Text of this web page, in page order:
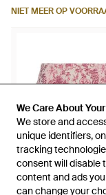
We Care About
We store and
unique identifiers,
tracking
consent will disable
content and ads
can change your
We Care About
We store and
unique identifiers,
tracking
consent will disable
content and ads
can change your
NIET MEER OP